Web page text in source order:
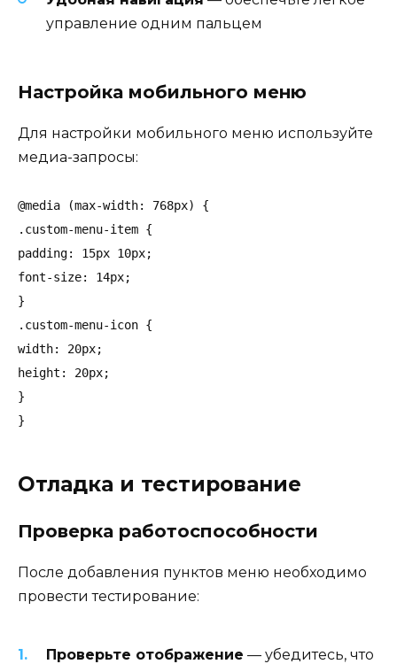
управление одним пальцем
Настройка мобильного меню
Для настройки мобильного меню используйте
медиа-запросы:
@media (max-width: 768px) {
.custom-menu-item {
padding: 15px 10px;
font-size: 14px;
}
.custom-menu-icon {
width: 20px;
height: 20px;
}
Отладка и тестирование
Проверка работоспособности
После добавления пунктов меню необходимо
провести тестирование:
Проверьте отображение — убедитесь, что